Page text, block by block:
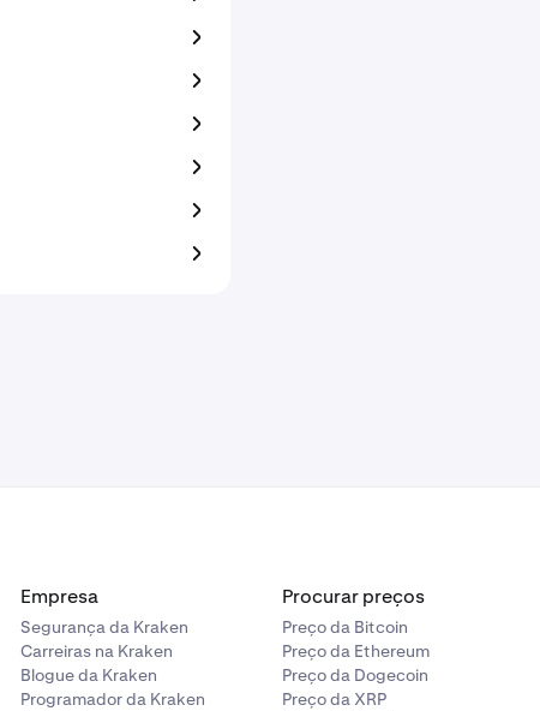
Empresa
Segurança da Kraken
Carreiras na Kraken
Blogue da Kraken
Programador da Kraken
Procurar preços
Preço da Bitcoin
Preço da Ethereum
Preço da Dogecoin
Preço da XRP